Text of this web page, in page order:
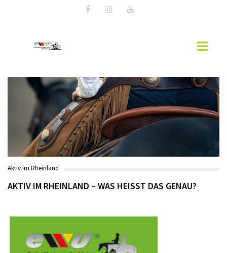
AKTUELLES
EWU NEWS
WESTERNREITER ONLINE
EWU-RHEINLAND
SPONSOREN
RHEINLAND-KADER 2025
Aktiv im Rheinland
AKTIV IM RHEINLAND – WAS HEISST DAS GENAU?